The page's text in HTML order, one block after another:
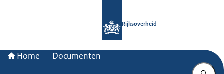
Rijksoverheid
Home Documenten